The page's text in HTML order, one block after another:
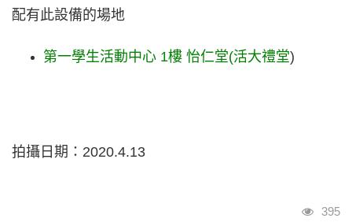
配有此設備的場地
第一學生活動中心 1樓 怡仁堂(活大禮堂)
拍攝日期：2020.4.13
瀏覽
395